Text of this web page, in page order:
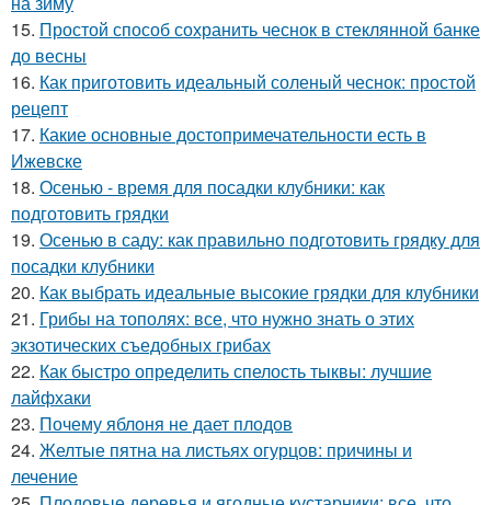
15. Простой способ сохранить чеснок в стеклянной банке
до весны
16. Как приготовить идеальный соленый чеснок: простой
рецепт
17. Какие основные достопримечательности есть в
Ижевске
18. Осенью - время для посадки клубники: как
подготовить грядки
19. Осенью в саду: как правильно подготовить грядку для
посадки клубники
20. Как выбрать идеальные высокие грядки для клубники
21. Грибы на тополях: все, что нужно знать о этих
экзотических съедобных грибах
22. Как быстро определить спелость тыквы: лучшие
лайфхаки
23. Почему яблоня не дает плодов
24. Желтые пятна на листьях огурцов: причины и
лечение